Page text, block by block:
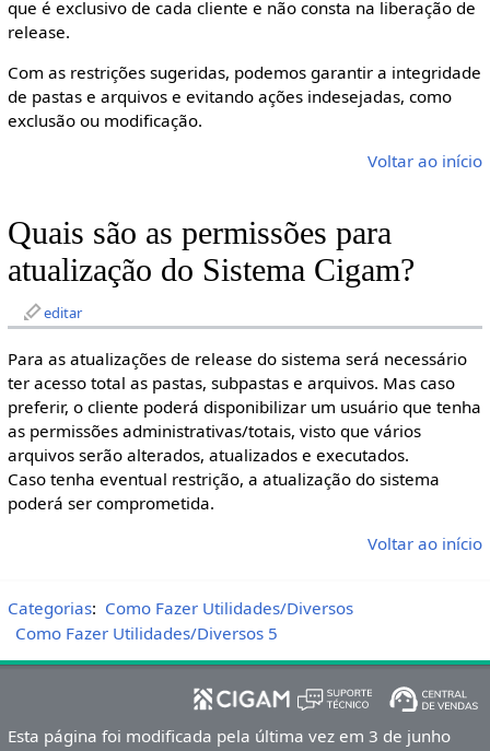
que é exclusivo de cada cliente e não consta na liberação de
release.
Com as restrições sugeridas, podemos garantir a integridade
de pastas e arquivos e evitando ações indesejadas, como
exclusão ou modificação.
Voltar ao início
Quais são as permissões para
atualização do Sistema Cigam?
editar
Para as atualizações de release do sistema será necessário
ter acesso total as pastas, subpastas e arquivos. Mas caso
preferir, o cliente poderá disponibilizar um usuário que tenha
as permissões administrativas/totais, visto que vários
arquivos serão alterados, atualizados e executados.
Caso tenha eventual restrição, a atualização do sistema
poderá ser comprometida.
Voltar ao início
Categorias: Como Fazer Utilidades/Diversos
Como Fazer Utilidades/Diversos 5
Esta página foi modificada pela última vez em 3 de junho